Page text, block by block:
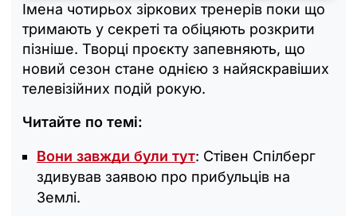
Імена чотирьох зіркових тренерів поки що
тримають у секреті та обіцяють розкрити
пізніше. Творці проєкту запевняють, що
новий сезон стане однією з найяскравіших
телевізійних подій рокую.
Читайте по темі:
Вони завжди були тут: Стівен Спілберг
здивував заявою про прибульців на
Землі.